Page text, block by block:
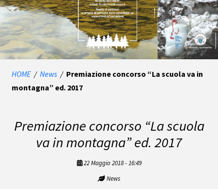
HOME / News / Premiazione concorso “La scuola va in
montagna” ed. 2017
Premiazione concorso “La scuola
va in montagna” ed. 2017
22 Maggio 2018 - 16:49
News